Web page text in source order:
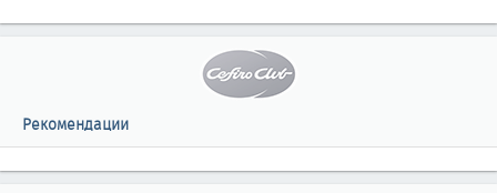
Рекомендации